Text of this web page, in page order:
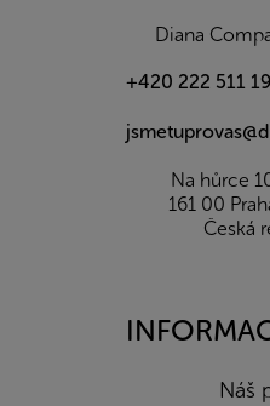
Diana
+420 222 511
Na hůrce
161 00
Česká
Náš